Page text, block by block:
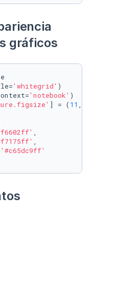
gráficos
'whitegrid' )
'notebook' )
] = ( 11 ,
,
,
'#c65dc9ff'